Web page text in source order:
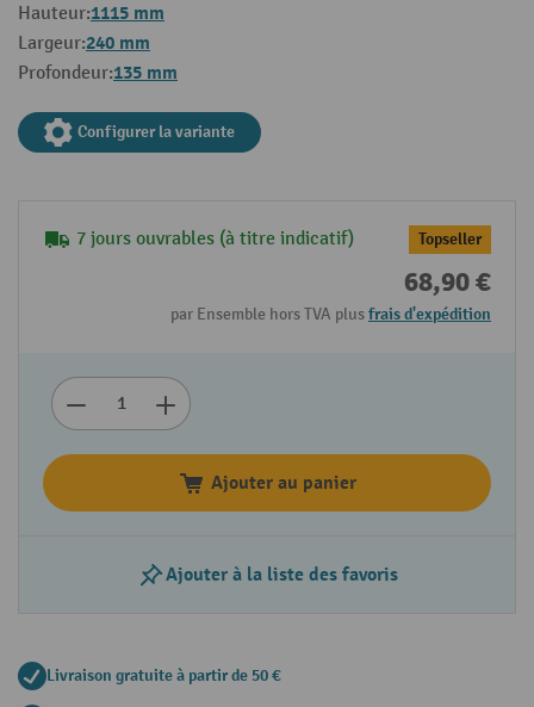
Hauteur:1115 mm
Largeur:240 mm
Profondeur:135 mm
Configurer la variante
7 jours ouvrables (à titre indicatif) Topseller
68,90 €
par Ensemble hors TVA plusfrais d'expédition
Ajouter au panier
Ajouter à la liste des favoris
Livraison gratuite à partir de 50 €